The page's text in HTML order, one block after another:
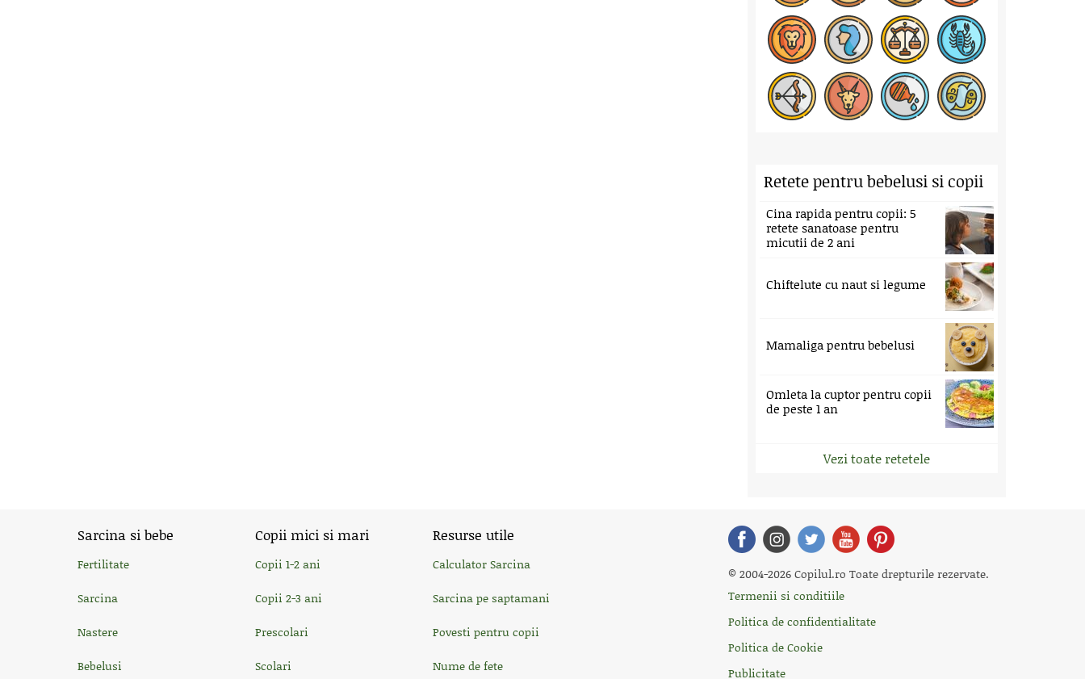
Retete pentru bebelusi si copii
Cina rapida pentru copii: 5
retete sanatoase pentru
micutii de 2 ani
Chiftelute cu naut si legume
Mamaliga pentru bebelusi
Omleta la cuptor pentru copii
de peste 1 an
Vezi toate retetele
Sarcina si bebe
Fertilitate
Sarcina
Nastere
Bebelusi
Copii mici si mari
Copii 1-2 ani
Copii 2-3 ani
Prescolari
Scolari
Resurse utile
Calculator Sarcina
Sarcina pe saptamani
Povesti pentru copii
Nume de fete
© 2004-2026 Copilul.ro Toate drepturile rezervate.
Termenii si conditiile
Politica de confidentialitate
Politica de Cookie
Publicitate